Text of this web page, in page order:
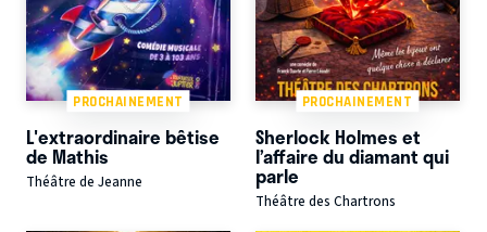
PROCHAINEMENT
L'extraordinaire bêtise
de Mathis
Théâtre de Jeanne
PROCHAINEMENT
Sherlock Holmes et
l’affaire du diamant qui
parle
Théâtre des Chartrons